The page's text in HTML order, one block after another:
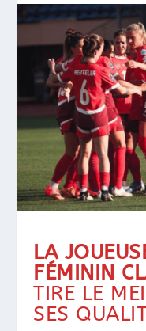
LA
FÉMININ
TIRE LE
SES